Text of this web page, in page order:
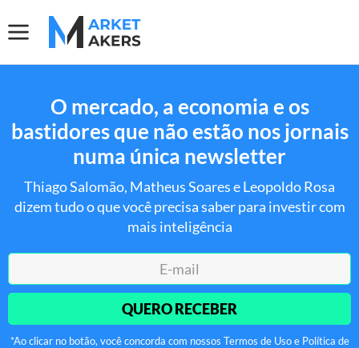
O mercado, a economia e os
bastidores que não estão nos jornais
numa única newsletter
Thiago Salomão, Matheus Soares e Leopoldo Rosa
dizem tudo o que você precisa saber para investir com
mais inteligência
QUERO RECEBER
*Ao clicar no botão, você concorda com nossos Termos de Uso e Política de